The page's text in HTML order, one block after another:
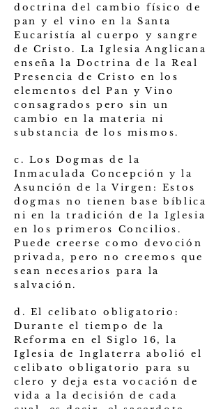
doctrina del cambio físico de
pan y el vino en la Santa
Eucaristía al cuerpo y sangre
de Cristo. La Iglesia Anglicana
enseña la Doctrina de la Real
Presencia de Cristo en los
elementos del Pan y Vino
consagrados pero sin un
cambio en la materia ni
substancia de los mismos.
c. Los Dogmas de la
Inmaculada Concepción y la
Asunción de la Virgen: Estos
dogmas no tienen base bíblica
ni en la tradición de la Iglesia
en los primeros Concilios.
Puede creerse como devoción
privada, pero no creemos que
sean necesarios para la
salvación.
d. El celibato obligatorio:
Durante el tiempo de la
Reforma en el Siglo 16, la
Iglesia de Inglaterra abolió el
celibato obligatorio para su
clero y deja esta vocación de
vida a la decisión de cada